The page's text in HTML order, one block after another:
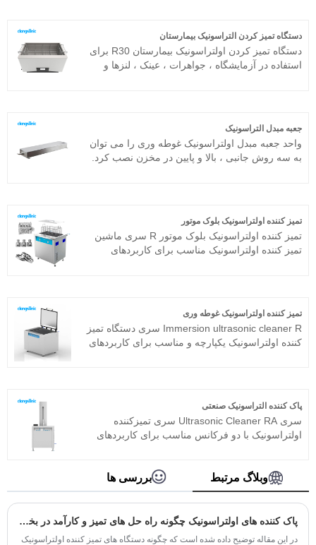
به اشکال زدایی در محل است. این می تواند به طور
گسترده ای در محصولات فلزی ، قطعات خودرو ،
تمیز کردن الکترونیک و غیره استفاده شود. تمیز کننده
اولتراسونیک Clangsonic عمدتا در صنعت استفاده
دستگاه تمیز کردن التراسونیک بیمارستان
دستگاه تمیز کردن اولتراسونیک بیمارستان R30 برای
استفاده در آزمایشگاه ، جواهرات ، عینک ، لنزها و
ساخته شده است ، کار با آن آسان است و نیازی به
رفع اشکال ندارد. دستگاه تمیز کردن اولتراسونیک
بیمارستان به طور گسترده ای در قطعات فلزی ،
جعبه مبدل التراسونیک
واحد جعبه مبدل اولتراسونیک غوطه وری را می توان
به سه روش جانبی ، بالا و پایین در مخزن نصب کرد.
در یک محیط کار خاص اعمال کرد ، شما همچنین می
توانید بسته مبدل اولتراسونیک غوطه وری را با توجه
به مشخصات خاص سفارشی تهیه کنید.
تمیز کننده اولتراسونیک بلوک موتور
تمیز کننده اولتراسونیک بلوک موتور R سری ماشین
تمیز کننده اولتراسونیک مناسب برای کاربردهای
بالا ، عملیات ساده و بدون نیاز به اشکال زدایی در
محل است. پاک کننده التراسونیک بلوک موتور می
تواند به طور گسترده ای در محصولات فلزی ، قطعات
خودرو ، تمیز کردن الکترونیک و غیره استفاده شود
تمیز کننده اولتراسونیک غوطه وری
Immersion ultrasonic cleaner R سری دستگاه تمیز
کننده اولتراسونیک یکپارچه و مناسب برای کاربردهای
اولتراسونیک غوطه وری می تواند به طور گسترده ای
در محصولات فلزی ، قطعات خودرو ، تمیز کردن
لوازم الکترونیکی و غیره استفاده شود.
پاک کننده التراسونیک صنعتی
سری Ultrasonic Cleaner RA سری تمیزکننده
اولتراسونیک با دو فرکانس مناسب برای کاربردهای
برد که دارای راندمان تمیز کردن بالا ، عملیات ساده و
عدم نیاز به اشکال زدایی در سایت است. این می
تواند به طور گسترده ای در محصولات فلزی ، قطعات
خودرو ، تمیز کردن الکترونیک ، ابزار پزشکی ، تمیز
کردن شیشه نوری و غیره استفاده شود .
وبلاگ مرتبط بررسی ها
پاک کننده های اولتراسونیک چگونه راه حل های تمیز و کارآمد در بخش های صنعتی ، پزشکی ، جواهرات و خانگی را ارائه می دهند؟
در این مقاله توضیح داده شده است که چگونه دستگاه های تمیز کننده اولتراسونیک